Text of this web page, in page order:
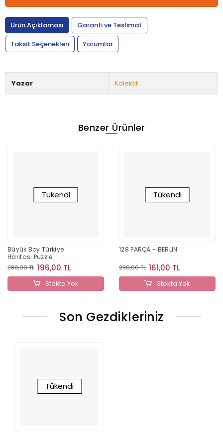
Ürün Açıklaması
Garanti ve Teslimat
Taksit Seçenekleri
Yorumlar
Yazar Kolektif
Benzer Ürünler
Tükendi
Büyük Boy Türkiye
Haritası Puzzle
280,00 TL 196,00 TL
Stokta Yok
Tükendi
128 PARÇA - BERLIN
230,00 TL 161,00 TL
Stokta Yok
Son Gezdikleriniz
Tükendi